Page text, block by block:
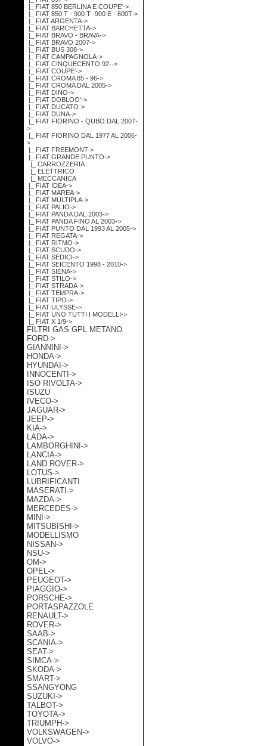
|_ FIAT 850 BERLINA E COUPE'->
|_ FIAT 850 T - 900 T -900 E - 600T->
|_ FIAT ARGENTA->
|_ FIAT BARCHETTA->
|_ FIAT BRAVO - BRAVA->
|_ FIAT BRAVO 2007->
|_ FIAT BUS 308->
|_ FIAT CAMPAGNOLA->
|_ FIAT CINQUECENTO 92-->
|_ FIAT COUPE'->
|_ FIAT CROMA 85 - 96->
|_ FIAT CROMA DAL 2005->
|_ FIAT DINO->
|_ FIAT DOBLOO'->
|_ FIAT DUCATO->
|_ FIAT DUNA->
|_ FIAT FIORINO - QUBO DAL 2007-
>
|_ FIAT FIORINO DAL 1977 AL 2006-
>
|_ FIAT FREEMONT->
|_ FIAT GRANDE PUNTO->
|_ CARROZZERIA
|_ ELETTRICO
|_ MECCANICA
|_ FIAT IDEA->
|_ FIAT MAREA->
|_ FIAT MULTIPLA->
|_ FIAT PALIO->
|_ FIAT PANDA DAL 2003->
|_ FIAT PANDA FINO AL 2003->
|_ FIAT PUNTO DAL 1993 AL 2005->
|_ FIAT REGATA->
|_ FIAT RITMO->
|_ FIAT SCUDO->
|_ FIAT SEDICI->
|_ FIAT SEICENTO 1998 - 2010->
|_ FIAT SIENA->
|_ FIAT STILO->
|_ FIAT STRADA->
|_ FIAT TEMPRA->
|_ FIAT TIPO->
|_ FIAT ULYSSE->
|_ FIAT UNO TUTTI I MODELLI->
|_ FIAT X 1/9->
FILTRI GAS GPL METANO
FORD->
GIANNINI->
HONDA->
HYUNDAI->
INNOCENTI->
ISO RIVOLTA->
ISUZU
IVECO->
JAGUAR->
JEEP->
KIA->
LADA->
LAMBORGHINI->
LANCIA->
LAND ROVER->
LOTUS->
LUBRIFICANTI
MASERATI->
MAZDA->
MERCEDES->
MINI->
MITSUBISHI->
MODELLISMO
NISSAN->
NSU->
OM->
OPEL->
PEUGEOT->
PIAGGIO->
PORSCHE->
PORTASPAZZOLE
RENAULT->
ROVER->
SAAB->
SCANIA->
SEAT->
SIMCA->
SKODA->
SMART->
SSANGYONG
SUZUKI->
TALBOT->
TOYOTA->
TRIUMPH->
VOLKSWAGEN->
VOLVO->